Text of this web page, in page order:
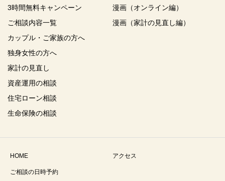
3時間無料キャンペーン
ご相談内容一覧
カップル・ご家族の方へ
独身女性の方へ
家計の見直し
資産運用の相談
住宅ローン相談
生命保険の相談
漫画（オンライン編）
漫画（家計の見直し編）
HOME アクセス
ご相談の日時予約